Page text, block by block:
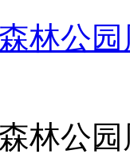
林公
林公